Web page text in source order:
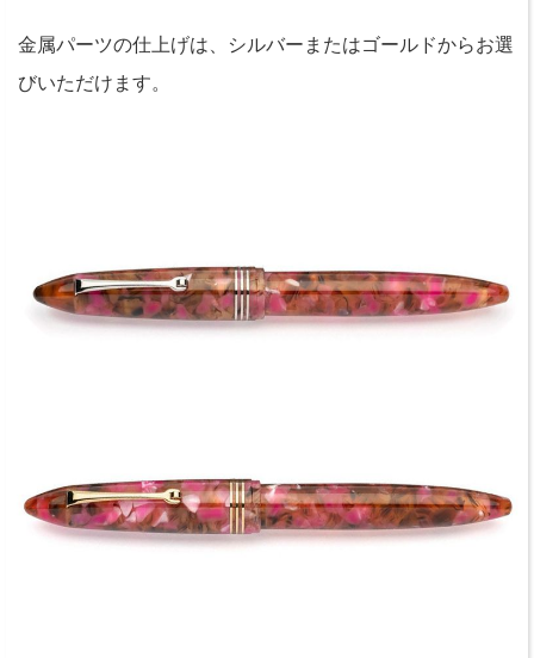
金属パーツの仕上げは、シルバーまたはゴールドからお選
びいただけます。